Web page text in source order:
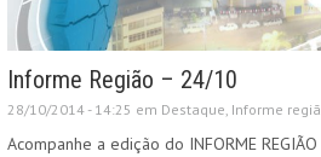
Informe Região – 24/10
28/10/2014 - 14:25 em Destaque, Informe
Acompanhe a edição do INFORME